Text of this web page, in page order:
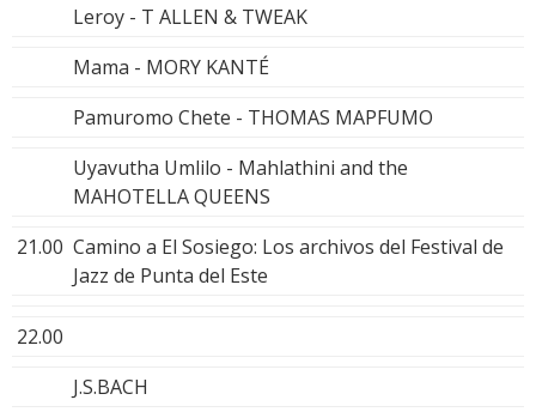
Leroy - T ALLEN & TWEAK
Mama - MORY KANTÉ
Pamuromo Chete - THOMAS MAPFUMO
Uyavutha Umlilo - Mahlathini and the
MAHOTELLA QUEENS
21.00 Camino a El Sosiego: Los archivos del Festival de
Jazz de Punta del Este
22.00
J.S.BACH